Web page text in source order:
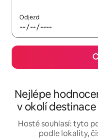
Odjezd
Nejlépe
v okolí
Hosté souhlasí: tyto
podle lokality,